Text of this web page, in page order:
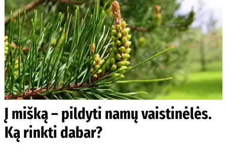
Į mišką – pildyti namų vaistinėlės.
Ką rinkti dabar?